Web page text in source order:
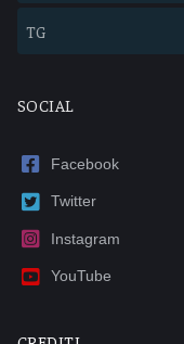
TG
SOCIAL
Facebook
Twitter
Instagram
YouTube